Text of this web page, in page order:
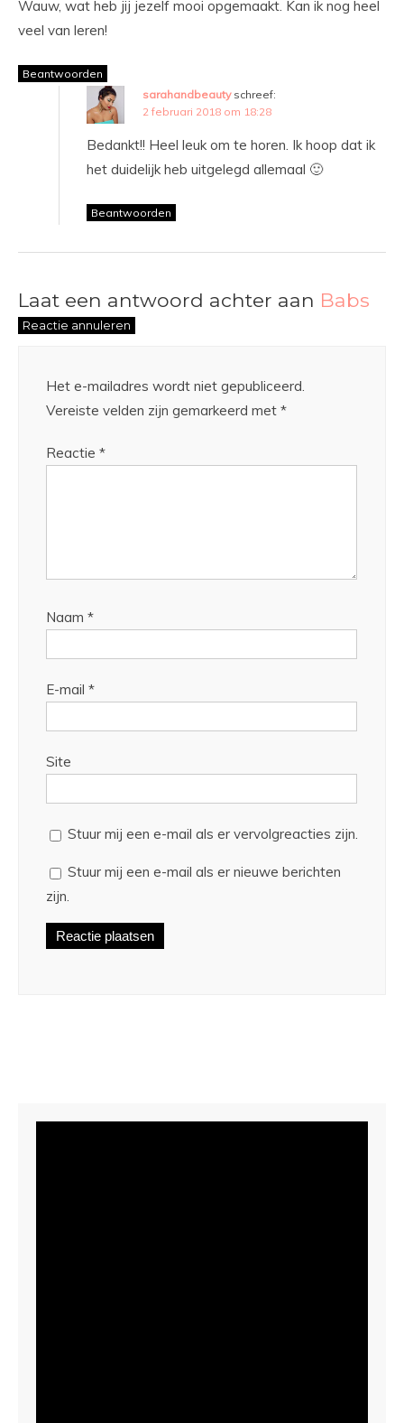
Wauw, wat heb jij jezelf mooi opgemaakt. Kan ik nog heel
veel van leren!
Beantwoorden
sarahandbeauty schreef:
2 februari 2018 om 18:28
Bedankt!! Heel leuk om te horen. Ik hoop dat ik
het duidelijk heb uitgelegd allemaal 🙂
Beantwoorden
Laat een antwoord achter aan Babs
Reactie annuleren
Het e-mailadres wordt niet gepubliceerd.
Vereiste velden zijn gemarkeerd met *
Reactie *
Naam *
E-mail *
Site
Stuur mij een e-mail als er vervolgreacties zijn.
Stuur mij een e-mail als er nieuwe berichten
zijn.